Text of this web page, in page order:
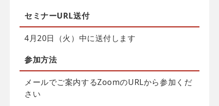
セミナーURL送付
4月20日（火）中に送付します
参加方法
メールでご案内するZoomのURLから参加くだ
さい